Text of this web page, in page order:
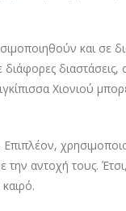
και σε
διαστάσεις,
Χιονιού
αντοχή τους.